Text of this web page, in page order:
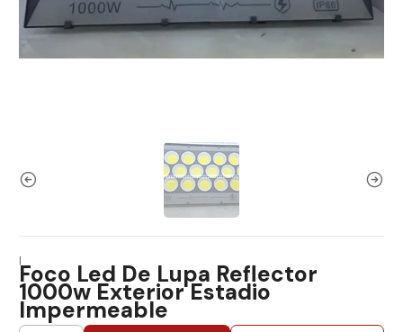
|Foco Led De Lupa Reflector
1000w Exterior Estadio
Impermeable